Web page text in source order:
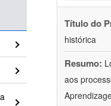
Título do
histórica
Resumo:
aos